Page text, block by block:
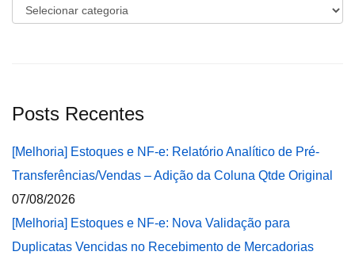
Categorias
Posts Recentes
[Melhoria] Estoques e NF-e: Relatório Analítico de Pré-
Transferências/Vendas – Adição da Coluna Qtde Original
07/08/2026
[Melhoria] Estoques e NF-e: Nova Validação para
Duplicatas Vencidas no Recebimento de Mercadorias